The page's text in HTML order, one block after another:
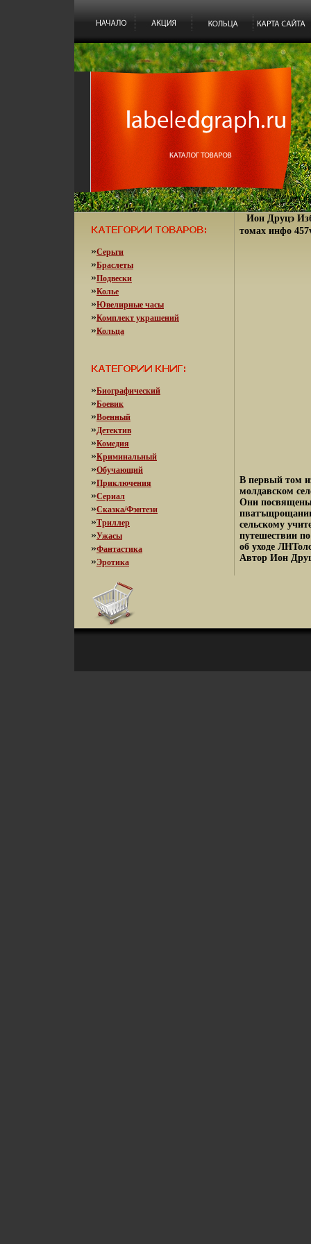
»Серьги
»Браслеты
»Подвески
»Колье
»Ювелирные часы
»Комплект украшений
»Кольца
»Биографический
»Боевик
»Военный
»Детектив
»Комедия
»Криминальный
»Обучающий
»Приключения
»Сериал
»Сказка/Фэнтези
»Триллер
»Ужасы
»Фантастика
»Эротика
Ион Друцэ
томах инфо
В первый том
молдавском
Они посвящены
сельскому
путешествии
об уходе
Автор Ион